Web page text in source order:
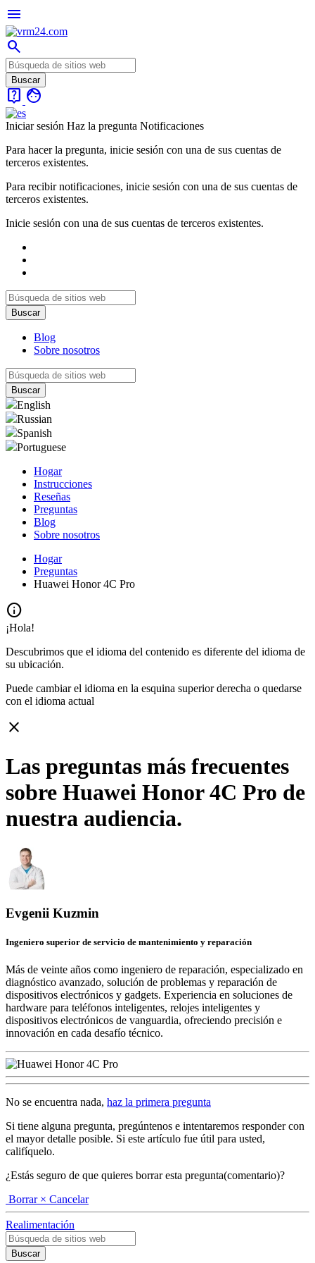
menu
search
live_help face
Iniciar sesión Haz la pregunta Notificaciones
Para hacer la pregunta, inicie sesión con una de sus cuentas de
terceros existentes.
Para recibir notificaciones, inicie sesión con una de sus cuentas de
terceros existentes.
Inicie sesión con una de sus cuentas de terceros existentes.
Blog
Sobre nosotros
English
Russian
Spanish
Portuguese
Hogar
Instrucciones
Reseñas
Preguntas
Blog
Sobre nosotros
Hogar
Preguntas
Huawei Honor 4C Pro
info
¡Hola!
Descubrimos que el idioma del contenido es diferente del idioma de
su ubicación.
Puede cambiar el idioma en la esquina superior derecha o quedarse
con el idioma actual
close
Las preguntas más frecuentes
sobre Huawei Honor 4C Pro de
nuestra audiencia.
Evgenii Kuzmin
Ingeniero superior de servicio de mantenimiento y reparación
Más de veinte años como ingeniero de reparación, especializado en
diagnóstico avanzado, solución de problemas y reparación de
dispositivos electrónicos y gadgets. Experiencia en soluciones de
hardware para teléfonos inteligentes, relojes inteligentes y
dispositivos electrónicos de vanguardia, ofreciendo precisión e
innovación en cada desafío técnico.
No se encuentra nada, haz la primera pregunta
Si tiene alguna pregunta, pregúntenos e intentaremos responder con
el mayor detalle posible. Si este artículo fue útil para usted,
califíquelo.
¿Estás seguro de que quieres borrar esta pregunta(comentario)?
Borrar × Cancelar
Realimentación